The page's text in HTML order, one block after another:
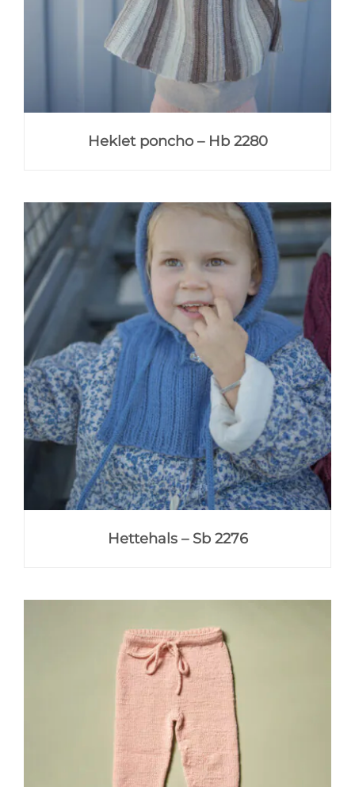
Heklet poncho – Hb 2280
Hettehals – Sb 2276